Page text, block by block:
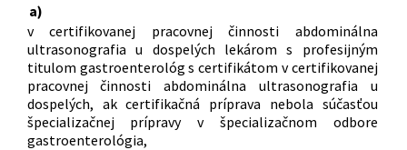
a)
v certifikovanej pracovnej činnosti abdominálna
ultrasonografia u dospelých lekárom s profesijným
titulom gastroenterológ s certifikátom v certifikovanej
pracovnej činnosti abdominálna ultrasonografia u
dospelých, ak certifikačná príprava nebola súčasťou
špecializačnej prípravy v špecializačnom odbore
gastroenterológia,